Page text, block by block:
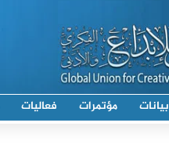
بيانات مؤتمرات فعاليات